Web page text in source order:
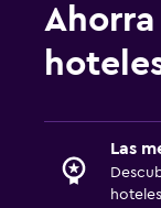
Las